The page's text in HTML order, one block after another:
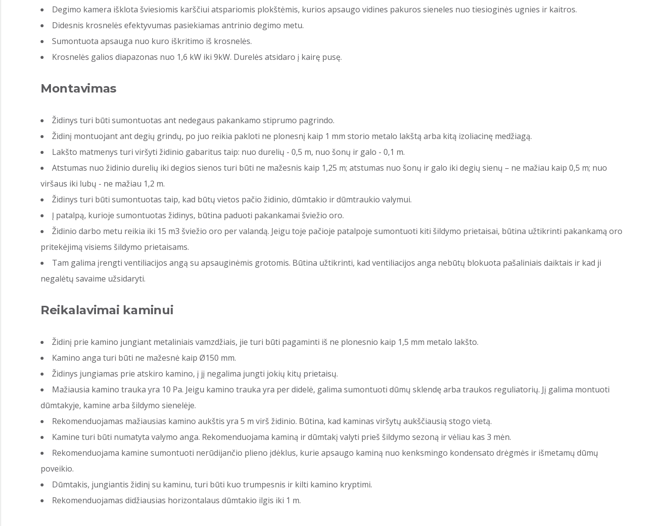
Degimo kamera išklota šviesiomis karščiui atspariomis plokštėmis, kurios apsaugo vidines pakuros sieneles nuo tiesioginės ugnies ir kaitros.
Didesnis krosnelės efektyvumas pasiekiamas antrinio degimo metu.
Sumontuota apsauga nuo kuro iškritimo iš krosnelės.
Krosnelės galios diapazonas nuo 1,6 kW iki 9kW. Durelės atsidaro į kairę pusę.
Montavimas
Židinys turi būti sumontuotas ant nedegaus pakankamo stiprumo pagrindo.
Židinį montuojant ant degių grindų, po juo reikia pakloti ne plonesnį kaip 1 mm storio metalo lakštą arba kitą izoliacinę medžiagą.
Lakšto matmenys turi viršyti židinio gabaritus taip: nuo durelių - 0,5 m, nuo šonų ir galo - 0,1 m.
Atstumas nuo židinio durelių iki degios sienos turi būti ne mažesnis kaip 1,25 m; atstumas nuo šonų ir galo iki degių sienų – ne mažiau kaip 0,5 m; nuo
viršaus iki lubų - ne mažiau 1,2 m.
Židinys turi būti sumontuotas taip, kad būtų vietos pačio židinio, dūmtakio ir dūmtraukio valymui.
Į patalpą, kurioje sumontuotas židinys, būtina paduoti pakankamai šviežio oro.
Židinio darbo metu reikia iki 15 m3 šviežio oro per valandą. Jeigu toje pačioje patalpoje sumontuoti kiti šildymo prietaisai, būtina užtikrinti pakankamą oro
pritekėjimą visiems šildymo prietaisams.
Tam galima įrengti ventiliacijos angą su apsauginėmis grotomis. Būtina užtikrinti, kad ventiliacijos anga nebūtų blokuota pašaliniais daiktais ir kad ji
negalėtų savaime užsidaryti.
Reikalavimai kaminui
Židinį prie kamino jungiant metaliniais vamzdžiais, jie turi būti pagaminti iš ne plonesnio kaip 1,5 mm metalo lakšto.
Kamino anga turi būti ne mažesnė kaip Ø150 mm.
Židinys jungiamas prie atskiro kamino, į jį negalima jungti jokių kitų prietaisų.
Mažiausia kamino trauka yra 10 Pa. Jeigu kamino trauka yra per didelė, galima sumontuoti dūmų sklendę arba traukos reguliatorių. Jį galima montuoti
dūmtakyje, kamine arba šildymo sienelėje.
Rekomenduojamas mažiausias kamino aukštis yra 5 m virš židinio. Būtina, kad kaminas viršytų aukščiausią stogo vietą.
Kamine turi būti numatyta valymo anga. Rekomenduojama kaminą ir dūmtakį valyti prieš šildymo sezoną ir vėliau kas 3 mėn.
Rekomenduojama kamine sumontuoti nerūdijančio plieno įdėklus, kurie apsaugo kaminą nuo kenksmingo kondensato drėgmės ir išmetamų dūmų
poveikio.
Dūmtakis, jungiantis židinį su kaminu, turi būti kuo trumpesnis ir kilti kamino kryptimi.
Rekomenduojamas didžiausias horizontalaus dūmtakio ilgis iki 1 m.